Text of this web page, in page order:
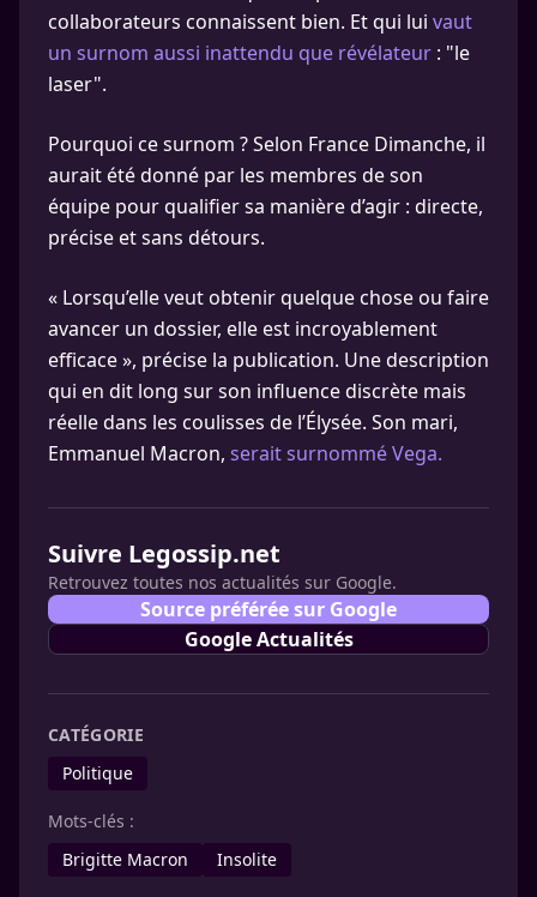
collaborateurs connaissent bien. Et qui lui vaut
un surnom aussi inattendu que révélateur : "le
laser".
Pourquoi ce surnom ? Selon France Dimanche, il
aurait été donné par les membres de son
équipe pour qualifier sa manière d’agir : directe,
précise et sans détours.
« Lorsqu’elle veut obtenir quelque chose ou faire
avancer un dossier, elle est incroyablement
efficace », précise la publication. Une description
qui en dit long sur son influence discrète mais
réelle dans les coulisses de l’Élysée. Son mari,
Emmanuel Macron, serait surnommé Vega.
Suivre Legossip.net
Retrouvez toutes nos actualités sur Google.
Source préférée sur Google
Google Actualités
CATÉGORIE
Politique
Mots-clés :
Brigitte Macron
Insolite